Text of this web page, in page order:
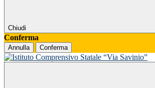
Chiudi
Conferma
Annulla Conferma